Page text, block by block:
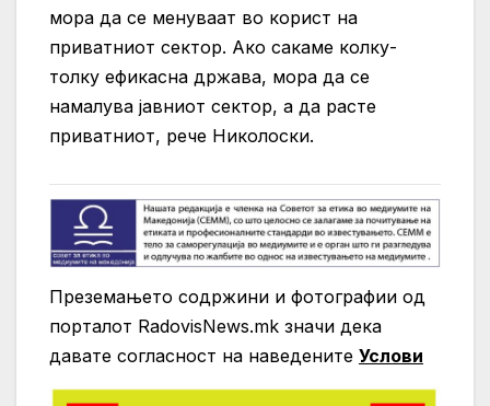
мора да се менуваат во корист на
приватниот сектор. Ако сакаме колку-
толку ефикасна држава, мора да се
намалува јавниот сектор, а да расте
приватниот, рече Николоски.
Преземањето содржини и фотографии од
порталот RadovisNews.mk значи дека
давате согласност на нaведените Услови